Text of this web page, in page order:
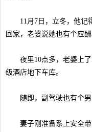
11月7日，立冬，他记
回家，老婆说她也有个应酬
夜里10点多，老婆上了
级酒店地下车库。
随即，副驾驶也有个男
妻子刚准备系上安全带